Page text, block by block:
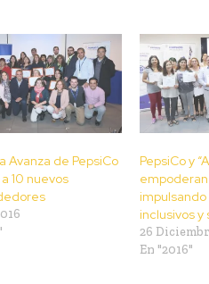
Avanza de PepsiCo
10 nuevos
PepsiCo y
inclusivos
26
En "2016"